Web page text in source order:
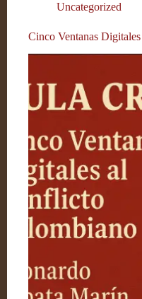
Uncategorized
Cinco Ventanas